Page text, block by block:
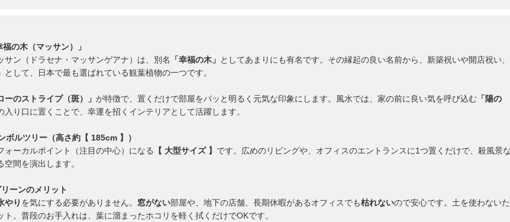
の木（マッサン）」
サン（ドラセナ・マッサンゲアナ）は、別名
「幸福の木」 としてあまりにも有名です。その縁起の良い名前から、新築祝いや開店祝い、
として、日本で最も選ばれている観葉植物の一つです。
ーのストライプ（斑）」 が特徴で、置くだけで部屋をパッと明るく元気な印象にします。風水では、家の前に良い気を呼び込む 「陽の
り口に置くことで、幸運を招くインテリアとして活躍します。
ルツリー（高さ約【 185cm 】）
ォーカルポイント（注目の中心）になる
【 大型サイズ 】 です。広めのリビングや、オフィスのエントランスに1つ置くだけで、殺風景
間を演出します。
ーンのメリット
やり を気にする必要がありません。 窓がない部屋や、地下の店舗、長期休暇があるオフィスでも枯れないので安心です。土を使わないた
ト。普段のお手入れは、葉に溜まったホコリを軽く拭くだけでOKです。